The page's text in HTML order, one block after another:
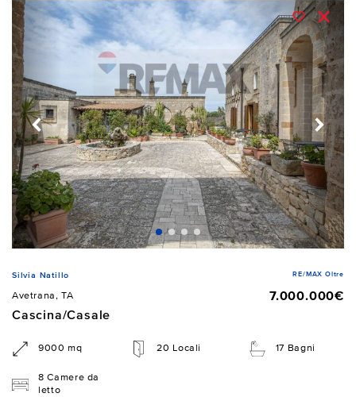
Silvia Natillo RE/MAX Oltre
Avetrana, TA
7.000.000€
Cascina/Casale
9000 mq 20 Locali 17 Bagni
8 Camere da
letto